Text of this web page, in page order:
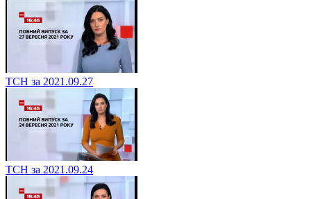
ТСН за 2021.09.27
ТСН за 2021.09.24